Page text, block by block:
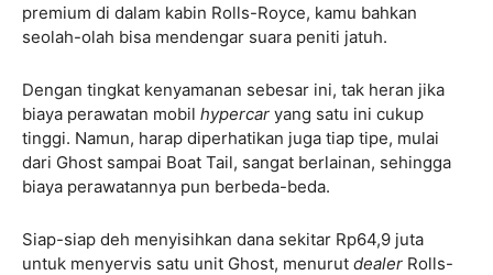
premium di dalam kabin Rolls-Royce, kamu bahkan
seolah-olah bisa mendengar suara peniti jatuh.
Dengan tingkat kenyamanan sebesar ini, tak heran jika
biaya perawatan mobil hypercar yang satu ini cukup
tinggi. Namun, harap diperhatikan juga tiap tipe, mulai
dari Ghost sampai Boat Tail, sangat berlainan, sehingga
biaya perawatannya pun berbeda-beda.
Siap-siap deh menyisihkan dana sekitar Rp64,9 juta
untuk menyervis satu unit Ghost, menurut dealer Rolls-